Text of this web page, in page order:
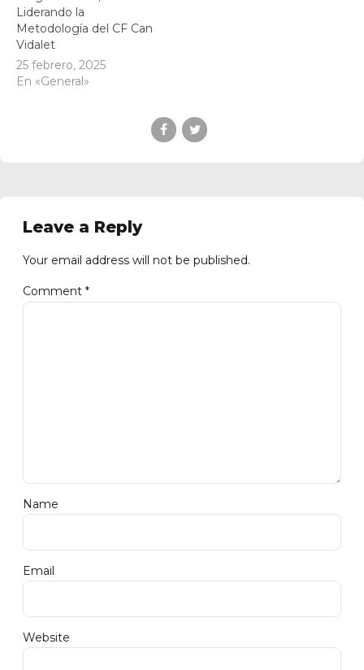
Liderando la
Metodología del CF Can
Vidalet
25 febrero, 2025
En «General»
Leave a Reply
Your email address will not be published.
Comment *
Name
Email
Website